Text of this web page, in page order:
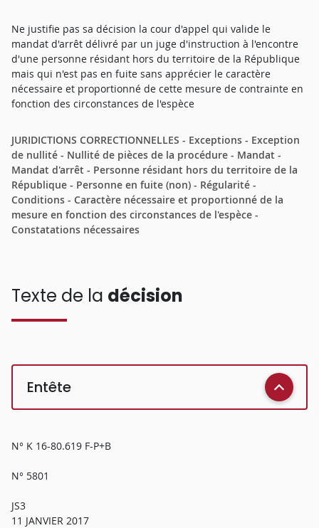
Ne justifie pas sa décision la cour d'appel qui valide le
mandat d'arrêt délivré par un juge d'instruction à l'encontre
d'une personne résidant hors du territoire de la République
mais qui n'est pas en fuite sans apprécier le caractère
nécessaire et proportionné de cette mesure de contrainte en
fonction des circonstances de l'espèce
JURIDICTIONS CORRECTIONNELLES - Exceptions - Exception
de nullité - Nullité de pièces de la procédure - Mandat -
Mandat d'arrêt - Personne résidant hors du territoire de la
République - Personne en fuite (non) - Régularité -
Conditions - Caractère nécessaire et proportionné de la
mesure en fonction des circonstances de l'espèce -
Constatations nécessaires
Texte de la décision
Entête
N° K 16-80.619 F-P+B
N° 5801
JS3
11 JANVIER 2017